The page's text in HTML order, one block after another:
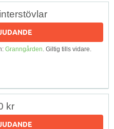
Granngården. Giltig tills vidare.
kr